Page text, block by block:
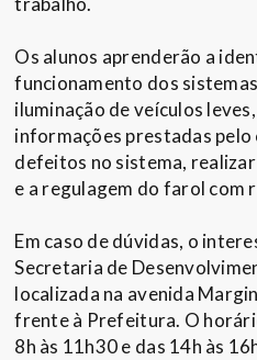
Os alunos aprenderão a
funcionamento dos
iluminação de veículos
informações prestadas
defeitos no sistema,
e a regulagem do farol com
Em caso de dúvidas, o
Secretaria de
localizada na avenida
frente à Prefeitura. O
8h às 11h30 e das 14h às